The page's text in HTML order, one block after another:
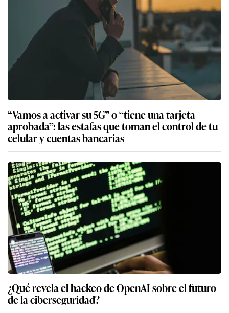
“Vamos a activar su 5G” o “tiene una tarjeta
aprobada”: las estafas que toman el control de tu
celular y cuentas bancarias
¿Qué revela el hackeo de OpenAI sobre el futuro
de la ciberseguridad?